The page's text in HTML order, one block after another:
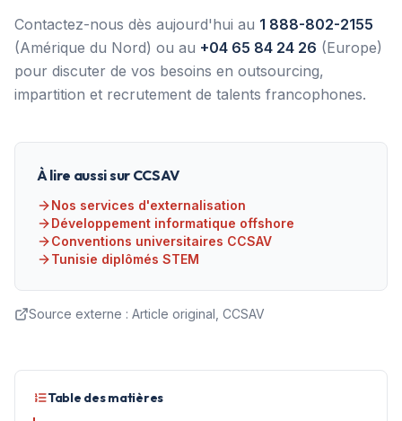
Contactez-nous dès aujourd'hui au 1 888-802-2155
(Amérique du Nord) ou au +04 65 84 24 26 (Europe)
pour discuter de vos besoins en outsourcing,
impartition et recrutement de talents francophones.
À lire aussi sur CCSAV
Nos services d'externalisation
Développement informatique offshore
Conventions universitaires CCSAV
Tunisie diplômés STEM
Source externe : Article original, CCSAV
Table des matières